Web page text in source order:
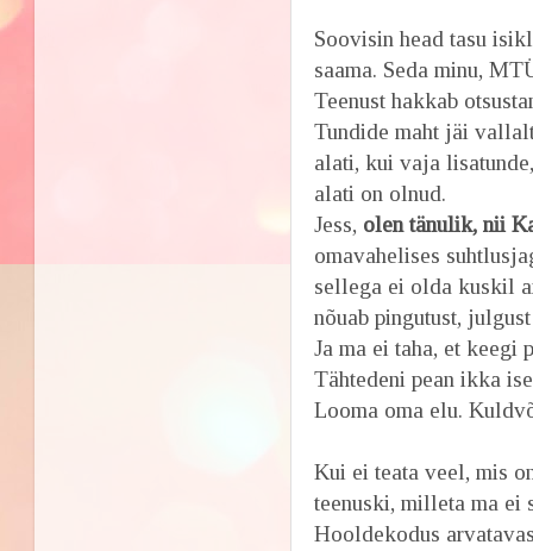
Soovisin head tasu
saama. Seda minu,
Teenust hakkab
Tundide maht jäi
alati, kui vaja
alati on olnud.
Jess, olen tänulik, nii
omavahelises
sellega ei olda kuskil
nõuab pingutust,
Ja ma ei taha, et keegi
Tähtedeni pean ikka
Looma oma elu.
Kui ei teata veel, mis
teenuski, milleta ma ei
Hooldekodus